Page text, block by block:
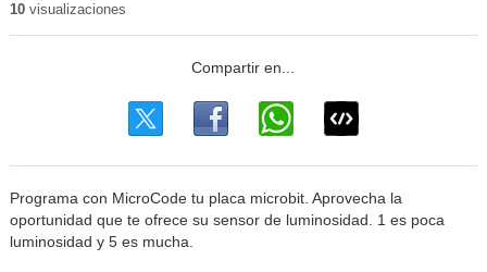
10visualizaciones
Programa con MicroCode tu placa microbit. Aprovecha la
oportunidad que te ofrece su sensor de luminosidad. 1 es poca
luminosidad y 5 es mucha.